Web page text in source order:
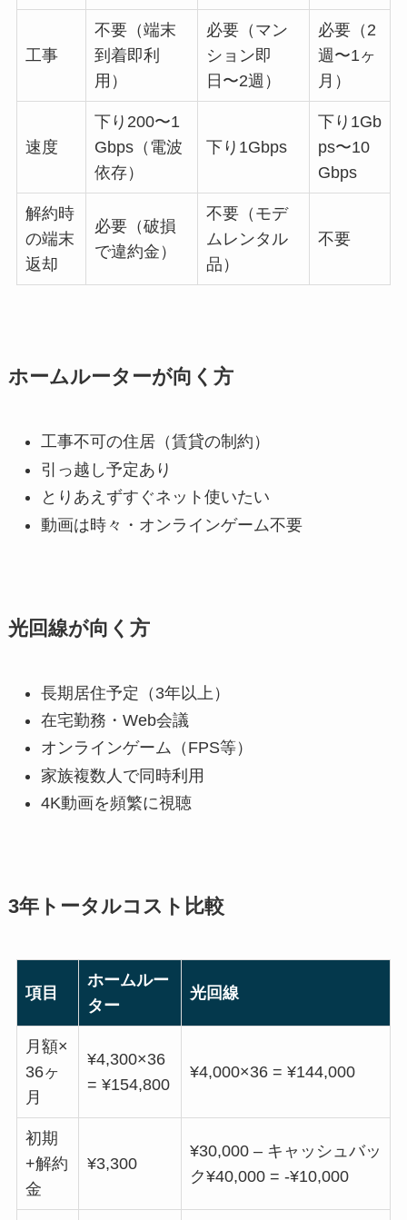
工事
不要（端末
到着即利
用）
必要（マン
ション即
日〜2週）
必要（2
週〜1ヶ
月）
速度
下り200〜1
Gbps（電波
依存）
下り1Gbps
下り1Gb
ps〜10
Gbps
解約時
の端末
返却
必要（破損
で違約金）
不要（モデ
ムレンタル
品）
不要
ホームルーターが向く方
工事不可の住居（賃貸の制約）
引っ越し予定あり
とりあえずすぐネット使いたい
動画は時々・オンラインゲーム不要
光回線が向く方
長期居住予定（3年以上）
在宅勤務・Web会議
オンラインゲーム（FPS等）
家族複数人で同時利用
4K動画を頻繁に視聴
3年トータルコスト比較
項目
ホームルー
ター
光回線
月額×
36ヶ
月
¥4,300×36
= ¥154,800
¥4,000×36 = ¥144,000
初期
+解約
金
¥3,300
¥30,000 – キャッシュバッ
ク¥40,000 = -¥10,000